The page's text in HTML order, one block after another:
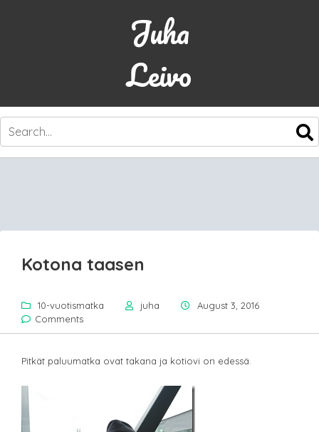
Juha
Leivo
SKIP
CONTENT
Kotona taasen
10-vuotismatka juha
August 3, 2016
Comments
Pitkät paluumatka ovat takana ja kotiovi on edessä.